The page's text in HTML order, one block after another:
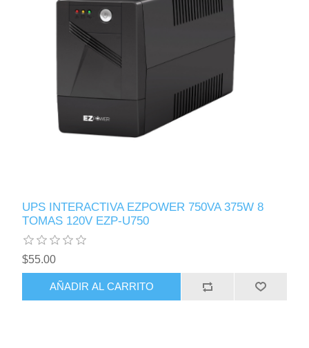
UPS INTERACTIVA EZPOWER 750VA 375W 8
TOMAS 120V EZP-U750
$55.00
AÑADIR AL CARRITO